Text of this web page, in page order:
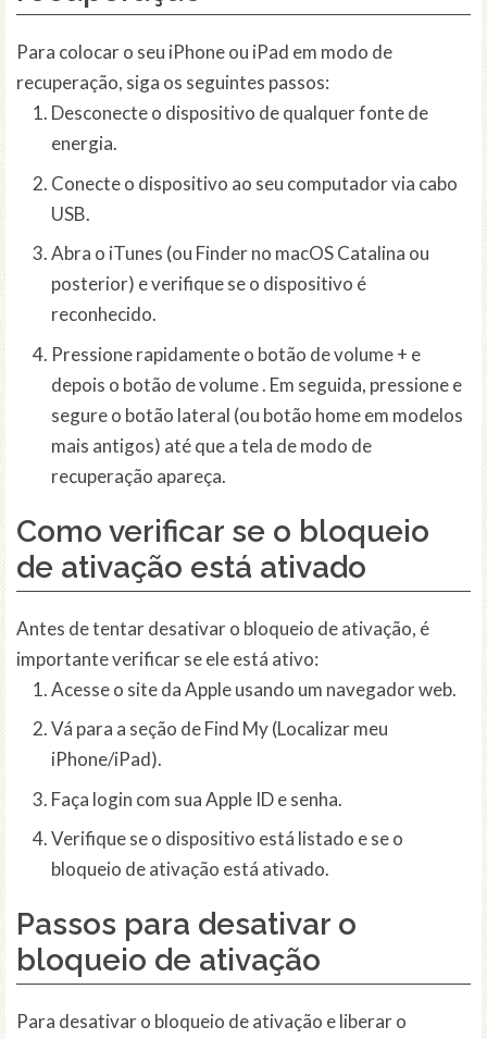
Para colocar o seu iPhone ou iPad em modo de
recuperação, siga os seguintes passos:
Desconecte o dispositivo de qualquer fonte de
energia.
Conecte o dispositivo ao seu computador via cabo
USB.
Abra o iTunes (ou Finder no macOS Catalina ou
posterior) e verifique se o dispositivo é
reconhecido.
Pressione rapidamente o botão de volume + e
depois o botão de volume . Em seguida, pressione e
segure o botão lateral (ou botão home em modelos
mais antigos) até que a tela de modo de
recuperação apareça.
Como verificar se o bloqueio
de ativação está ativado
Antes de tentar desativar o bloqueio de ativação, é
importante verificar se ele está ativo:
Acesse o site da Apple usando um navegador web.
Vá para a seção de Find My (Localizar meu
iPhone/iPad).
Faça login com sua Apple ID e senha.
Verifique se o dispositivo está listado e se o
bloqueio de ativação está ativado.
Passos para desativar o
bloqueio de ativação
Para desativar o bloqueio de ativação e liberar o